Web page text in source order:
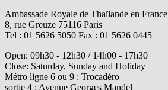
Ambassade Royale de Thaïlande en France
8, rue Greuze 75116 Paris
Tel : 01 5626 5050 Fax : 01 5626 0445
Open: 09h30 - 12h30 / 14h00 - 17h30
Close: Saturday, Sunday and Holiday
Métro ligne 6 ou 9 : Trocadéro
sortie 4 : Avenue Georges Mandel